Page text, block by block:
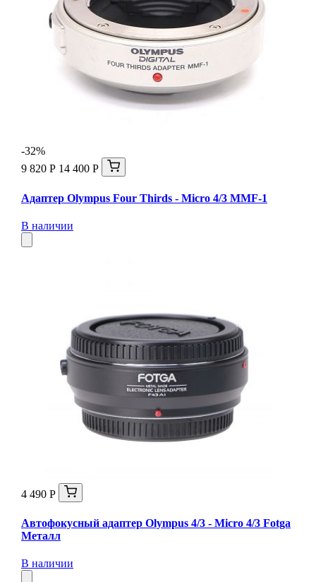
-32%
9 820 Р 14 400 Р
Адаптер Olympus Four Thirds - Micro 4/3 MMF-1
В наличии
4 490 Р
Автофокусный адаптер Olympus 4/3 - Micro 4/3 Fotga
Металл
В наличии